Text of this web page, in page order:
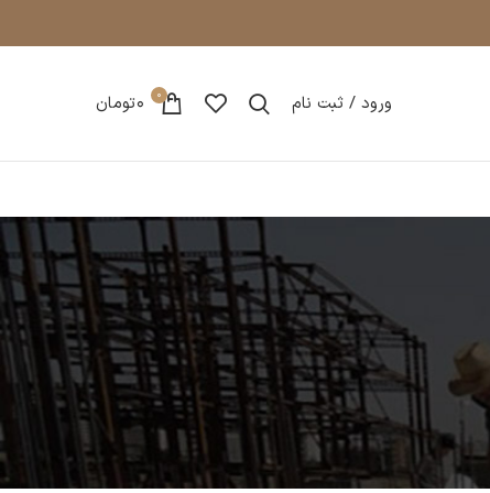
ورود / ثبت نام 0
0تومان